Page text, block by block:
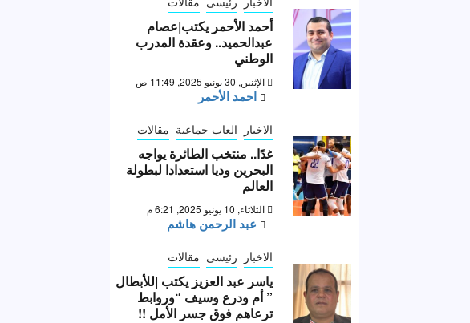
أحمد الأحمر يكتب|عصام
عبدالحميد.. وعقدة المدرب
الوطني
الإثنين, 30 يونيو 2025, 11:49 ص
احمد الأحمر
الاخبار العاب جماعية مقالات
غدًا.. منتخب الطائرة يواجه
البحرين وديا استعدادا لبطولة
العالم
الثلاثاء, 10 يونيو 2025, 6:21 م
عبد الرحمن هاشم
الاخبار رئيسى مقالات
ياسر عبد العزيز يكتب |للأبطال
” أم ودرع وسيف “وروابط
ترعاهم فوق جسر الأمل !!